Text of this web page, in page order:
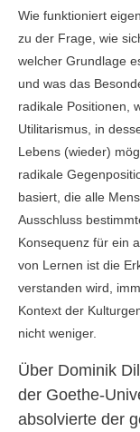
Wie funktioniert
zu der Frage, wie
welcher Grundlage
und was das
radikale Positionen,
Utilitarismus, in
Lebens (wieder)
radikale
basiert, die alle
Ausschluss
Konsequenz für ein
von Lernen ist die
verstanden wird,
Kontext der
nicht weniger.
Über Dominik
der Goethe-
absolvierte der